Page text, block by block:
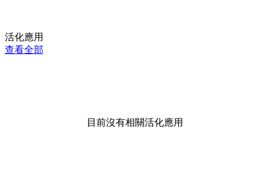
活化應用
查看全部
目前沒有相關活化應用